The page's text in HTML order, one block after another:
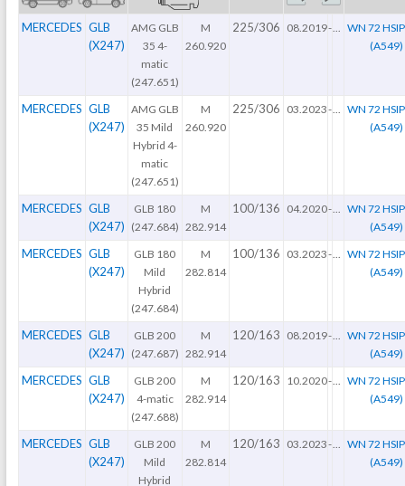
MERCEDES GLB
(X247)
AMG GLB
35 4-
matic
(247.651)
M
260.920
225/306 08.2019-
WN 72
(A549)
MERCEDES GLB
(X247)
AMG GLB
35 Mild
Hybrid 4-
matic
(247.651)
M
260.920
225/306 03.2023-
WN 72
(A549)
MERCEDES GLB
(X247)
GLB 180
(247.684)
M
282.914
100/136 04.2020-
WN 72
(A549)
MERCEDES GLB
(X247)
GLB 180
Mild
Hybrid
(247.684)
M
282.814
100/136 03.2023-
WN 72
(A549)
MERCEDES GLB
(X247)
GLB 200
(247.687)
M
282.914
120/163 08.2019-
WN 72
(A549)
MERCEDES GLB
(X247)
GLB 200
4-matic
(247.688)
M
282.914
120/163 10.2020-
WN 72
(A549)
MERCEDES GLB
(X247)
GLB 200
Mild
Hybrid
M
282.814
120/163 03.2023-
WN 72
(A549)